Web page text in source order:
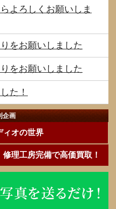
よろしくお願いしま
をお願いしました
をお願いしました
た！
企画
ィオの世界
理工房完備で高価買取！